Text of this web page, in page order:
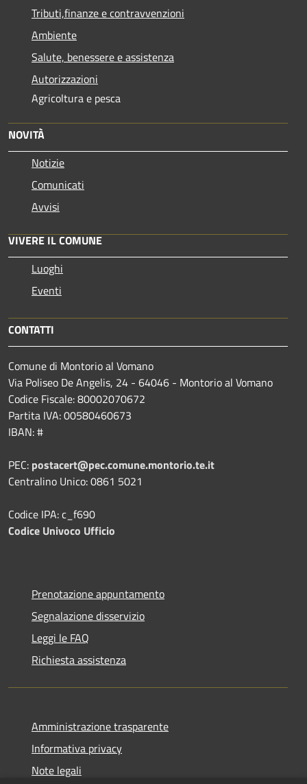
Tributi,finanze e contravvenzioni
Ambiente
Salute, benessere e assistenza
Autorizzazioni
Agricoltura e pesca
NOVITÀ
Notizie
Comunicati
Avvisi
VIVERE IL COMUNE
Luoghi
Eventi
CONTATTI
Comune di Montorio al Vomano
Via Poliseo De Angelis, 24 - 64046 - Montorio al Vomano
Codice Fiscale: 80002070672
Partita IVA: 00580460673
IBAN: #
PEC: postacert@pec.comune.montorio.te.it
Centralino Unico: 0861 5021
Codice IPA: c_f690
Codice Univoco Ufficio
Prenotazione appuntamento
Segnalazione disservizio
Leggi le FAQ
Richiesta assistenza
Amministrazione trasparente
Informativa privacy
Note legali